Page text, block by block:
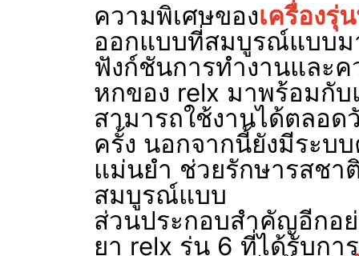
ความพิเศษของเครื่องรุ่
ออกแบบที่สมบูรณ์แบบม
ฟังก์ชันการทำงานและค
หกของ relx มาพร้อมกั
สามารถใช้งานได้ตลอ
ครั้ง นอกจากนี้ยังมีระ
แม่นยำ ช่วยรักษารสชา
สมบูรณ์แบบ
ส่วนประกอบสำคัญอีกอ
ยา relx รุ่น 6 ที่ได้รับกา